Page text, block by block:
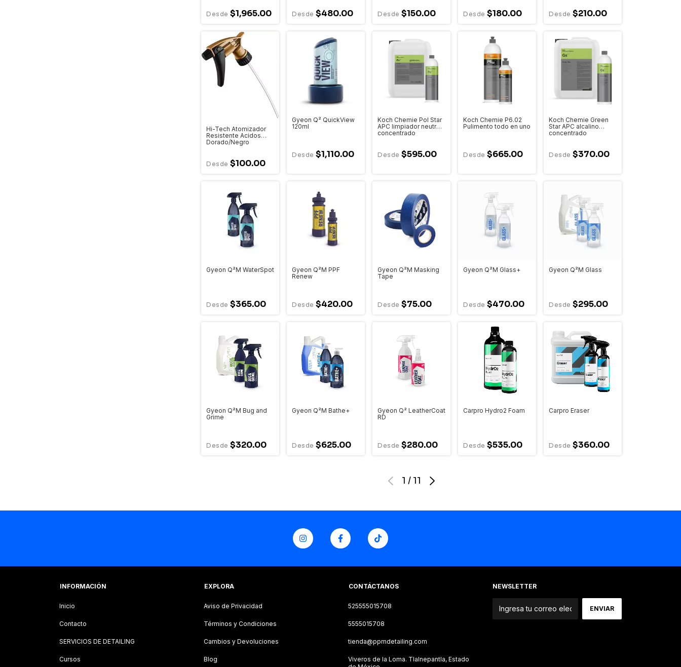
$1,965.00 $480.00 $150.00 $180.00 $210.00
Hi-Tech Atomizador
Resistente Acidos
Dorado/Negro
$100.00
Gyeon Q² QuickView
120ml
$1,110.00
Koch Chemie Pol Star
APC limpiador neutro
concentrado
$595.00
Koch Chemie P6.02
Pulimento todo en uno
$665.00
Koch Chemie Green
Star APC alcalino
concentrado
$370.00
Gyeon Q²M WaterSpot
$365.00
Gyeon Q²M PPF
Renew
$420.00
Gyeon Q²M Masking
Tape
$75.00
Gyeon Q²M Glass+
$470.00
Gyeon Q²M Glass
$295.00
Gyeon Q²M Bug and
Grime
$320.00
Gyeon Q²M Bathe+
$625.00
Gyeon Q² LeatherCoat
RD
$280.00
Carpro Hydro2 Foam
$535.00
Carpro Eraser
$360.00
1 / 11
INFORMACIÓN
Inicio
Contacto
SERVICIOS DE DETAILING
Cursos
EXPLORA
Aviso de Privacidad
Términos y Condiciones
Cambios y Devoluciones
Blog
CONTÁCTANOS
525555015708
5555015708
tienda@ppmdetailing.com
Viveros de la Loma. Tlalnepantla, Estado
NEWSLETTER